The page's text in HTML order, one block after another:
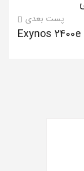
پست بعدی